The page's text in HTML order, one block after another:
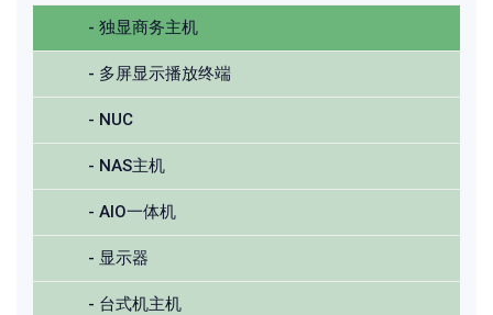
- 独显商务主机
- 多屏显示播放终端
- NUC
- NAS主机
- AIO一体机
- 显示器
- 台式机主机